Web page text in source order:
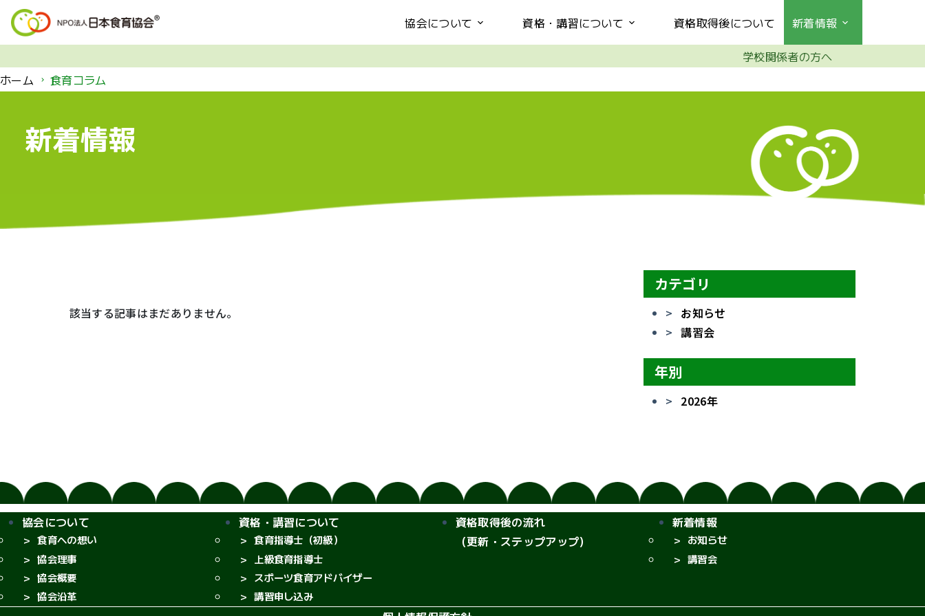
テ
ツ
へ
協会について 資格・講習について 資格取得後について 新着情報
学校関係者の方へ
ホーム
食育コラム
新着情報
該当する記事はまだありません。
カテゴリ
お知らせ
講習会
年別
2026年
協会について
食育への想い
協会理事
協会概要
協会沿革
資格・講習について
食育指導士（初級）
上級食育指導士
スポーツ食育アドバイザー
講習申し込み
資格取得後の流れ
（更新・ステップアップ）
新着情報
お知らせ
講習会